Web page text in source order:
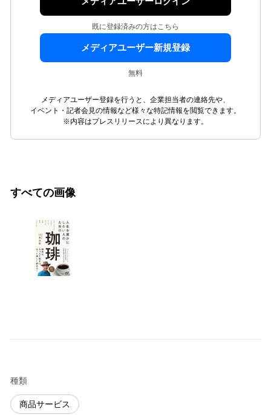
既に登録済みの方はこちら
メディアユーザー新規登録
無料
メディアユーザー登録を行うと、企業担当者の連絡先や、
イベント・記者会見の情報など様々な特記情報を閲覧できます。
※内容はプレスリリースにより異なります。
すべての画像
種類
商品サービス